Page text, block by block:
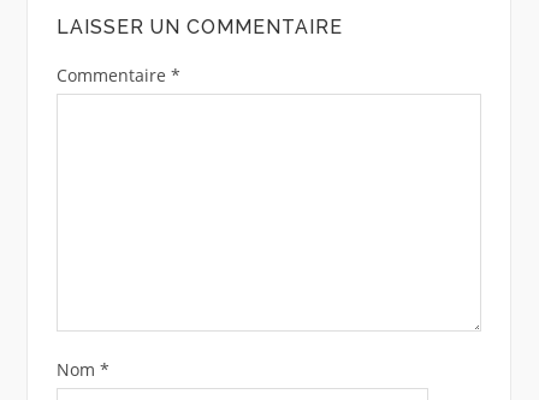
LAISSER UN COMMENTAIRE
Commentaire *
Nom *